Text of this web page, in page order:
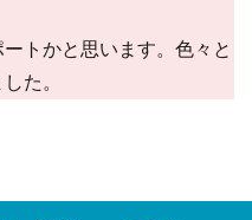
トかと思います。色々と
た。